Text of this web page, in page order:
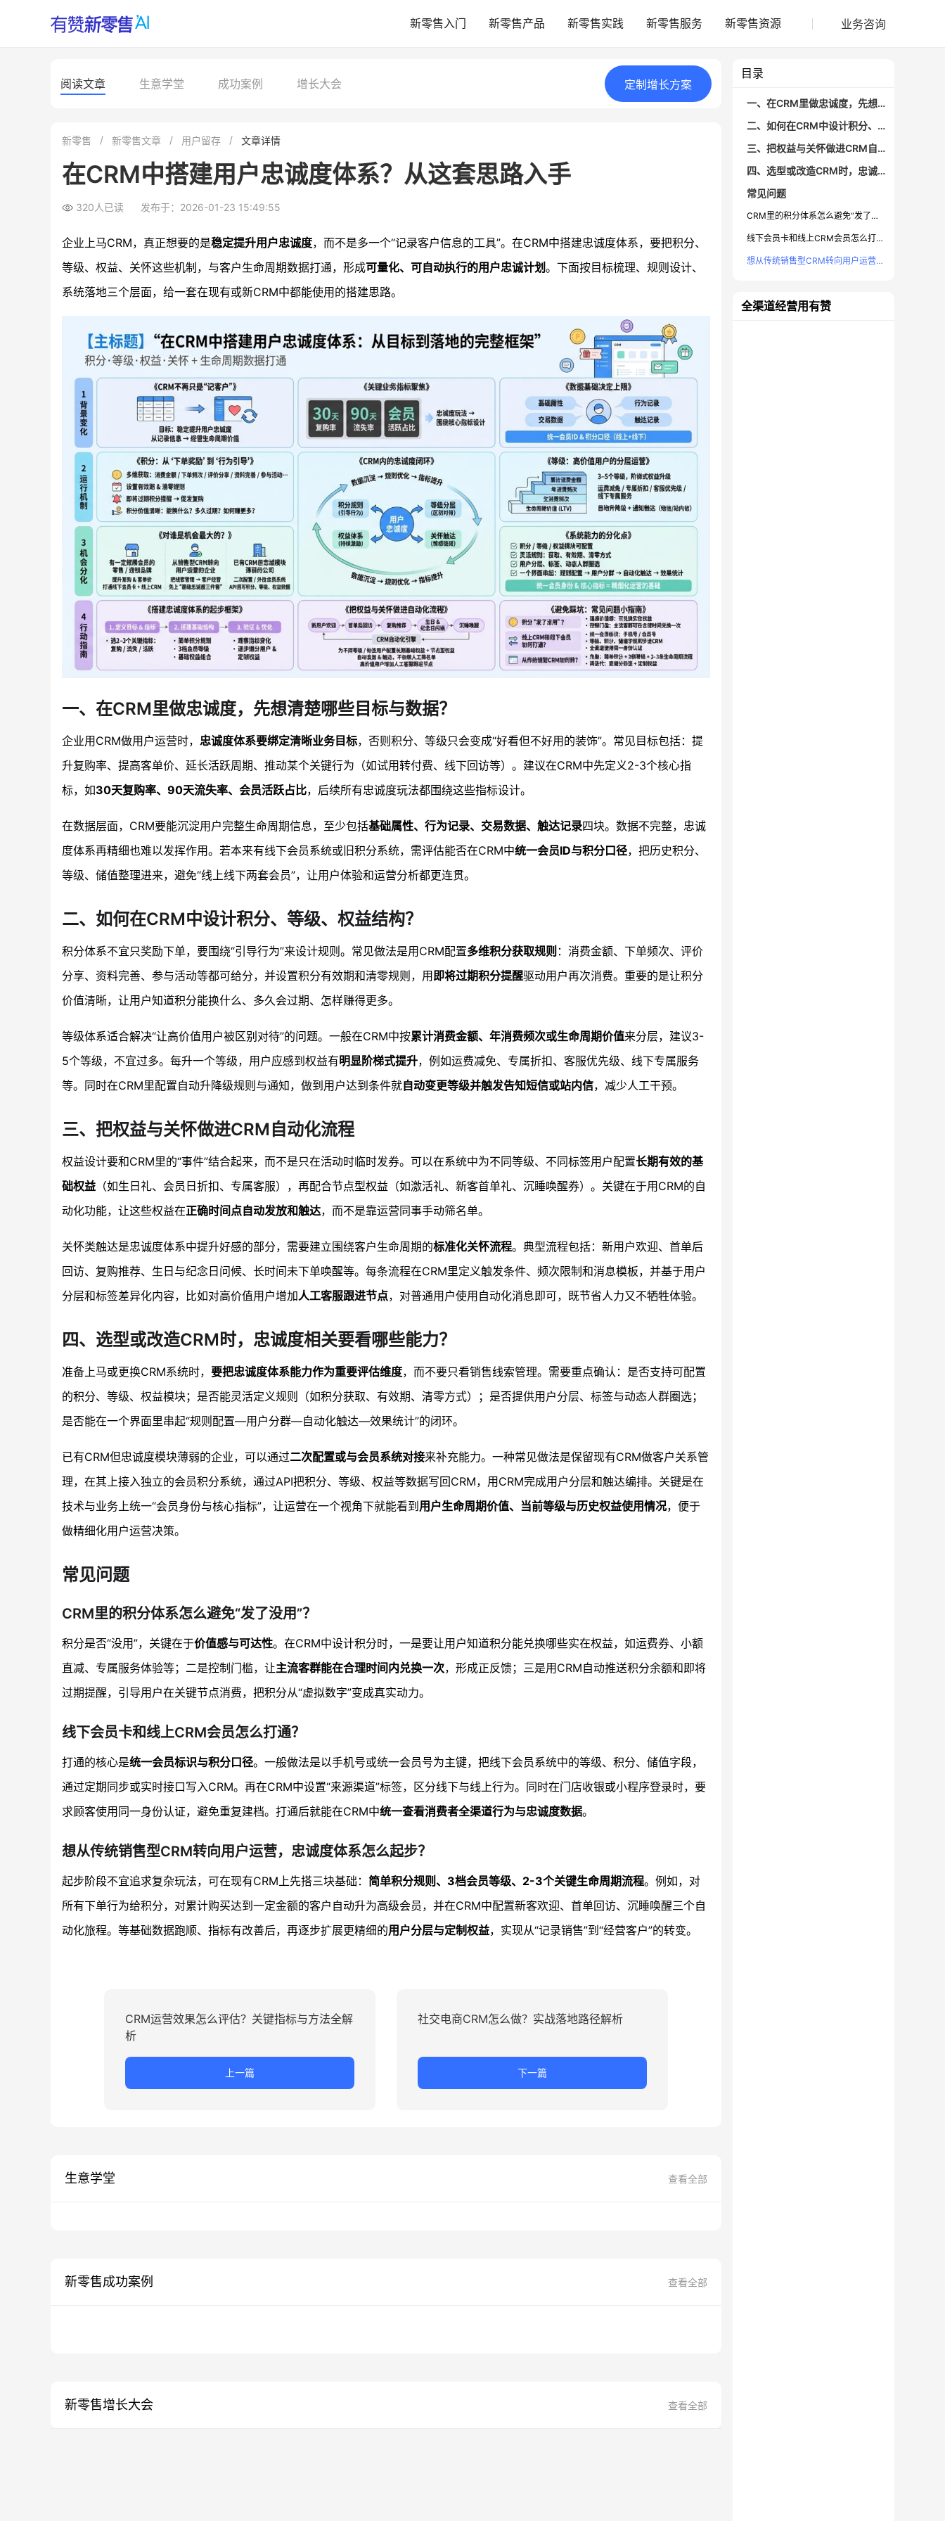
新零售入门 新零售产品 新零售实践 新零售服务 新零售资源 业务咨询
阅读文章 生意学堂 成功案例 增长大会 定制 增长方案
新零售 新零售文章 用户留存 文章详情
在CRM中搭建用户忠诚度体系？从这套思路入手
320人已读 发布于：2026-01-23 15:49:55
企业上马CRM，真正想要的是稳定提升用户忠诚度，而不是多一个“记录客户信息的工具”。在CRM中搭建忠诚度体系，要把积分、
等级、权益、关怀这些机制，与客户生命周期数据打通，形成可量化、可自动执行的用户忠诚计划。下面按目标梳理、规则设计、
系统落地三个层面，给一套在现有或新CRM中都能使用的搭建思路。
一、在CRM里做忠诚度，先想清楚哪些目标与数据？
企业用CRM做用户运营时， 忠诚度体系要绑定清晰业务目标，否则积分、等级只会变成“好看但不好用的装饰”。常见目标包括：提
升复购率、提高客单价、延长活跃周期、推动某个关键行为（如试用转付费、线下回访等）。建议在CRM中先定义2-3个核心指
标，如30天复购率、90天流失率、会员活跃占比，后续所有忠诚度玩法都围绕这些指标设计。
在数据层面，CRM要能沉淀用户完整生命周期信息，至少包括基础属性、行为记录、交易数据、触达记录四块。数据不完整，忠诚
度体系再精细也难以发挥作用。若本来有线下会员系统或旧积分系统，需评估能否在CRM中统一会员ID与积分口径，把历史积分、
等级、储值整理进来，避免“线上线下两套会员”，让用户体验和运营分析都更连贯。
二、如何在CRM中设计积分、等级、权益结构？
积分体系不宜只奖励下单，要围绕“引导行为”来设计规则。常见做法是用CRM配置多维积分获取规则 ：消费金额、下单频次、评价
分享、资料完善、参与活动等都可给分，并设置积分有效期和清零规则，用 即将过期积分提醒驱动用户再次消费。重要的是让积分
价值清晰，让用户知道积分能换什么、多久会过期、怎样赚得更多。
等级体系适合解决“让高价值用户被区别对待”的问题。一般在CRM中按累计消费金额、年消费频次或生命周期价值来分层，建议3-
5个等级，不宜过多。每升一个等级，用户应感到权益有明显阶梯式提升，例如运费减免、专属折扣、客服优先级、线下专属服务
等。同时在CRM里配置自动升降级规则与通知，做到用户达到条件就自动变更等级并触发告知短信或站内信，减少人工干预。
三、把权益与关怀做进CRM自动化流程
权益设计要和CRM里的“事件”结合起来，而不是只在活动时临时发券。可以在系统中为不同等级、不同标签用户配置长期有效的基
础权益 （如生日礼、会员日折扣、专属客服），再配合节点型权益（如激活礼、新客首单礼、沉睡唤醒券）。关键在于用CRM的自
动化功能，让这些权益在正确时间点自动发放和触达，而不是靠运营同事手动筛名单。
关怀类触达是忠诚度体系中提升好感的部分，需要建立围绕客户生命周期的标准化关怀流程。典型流程包括：新用户欢迎、首单后
回访、复购推荐、生日与纪念日问候、长时间未下单唤醒等。每条流程在CRM里定义触发条件、频次限制和消息模板，并基于用户
分层和标签差异化内容，比如对高价值用户增加人工客服跟进节点，对普通用户使用自动化消息即可，既节省人力又不牺牲体验。
四、选型或改造CRM时，忠诚度相关要看哪些能力？
准备上马或更换CRM系统时， 要把忠诚度体系能力作为重要评估维度，而不要只看销售线索管理。需要重点确认：是否支持可配置
的积分、等级、权益模块；是否能灵活定义规则（如积分获取、有效期、清零方式）；是否提供用户分层、标签与动态人群圈选；
是否能在一个界面里串起“规则配置—用户分群—自动化触达—效果统计”的闭环。
已有CRM但忠诚度模块薄弱的企业，可以通过二次配置或与会员系统对接来补充能力。一种常见做法是保留现有CRM做客户关系管
理，在其上接入独立的会员积分系统，通过API把积分、等级、权益等数据写回CRM，用CRM完成用户分层和触达编排。关键是在
技术与业务上统一“会员身份与核心指标”，让运营在一个视角下就能看到用户生命周期价值、当前等级与历史权益使用情况，便于
做精细化用户运营决策。
常见问题
CRM里的积分体系怎么避免“发了没用”？
积分是否“没用”，关键在于价值感与可达性。在CRM中设计积分时，一是要让用户知道积分能兑换哪些实在权益，如运费券、小额
直减、专属服务体验等；二是控制门槛，让主流客群能在合理时间内兑换一次，形成正反馈；三是用CRM自动推送积分余额和即将
过期提醒，引导用户在关键节点消费，把积分从“虚拟数字”变成真实动力。
线下会员卡和线上CRM会员怎么打通？
打通的核心是统一会员标识与积分口径。一般做法是以手机号或统一会员号为主键，把线下会员系统中的等级、积分、储值字段，
通过定期同步或实时接口写入CRM。再在CRM中设置“来源渠道”标签，区分线下与线上行为。同时在门店收银或小程序登录时，要
求顾客使用同一身份认证，避免重复建档。打通后就能在CRM中统一查看消费者全渠道行为与忠诚度数据。
想从传统销售型CRM转向用户运营，忠诚度体系怎么起步？
起步阶段不宜追求复杂玩法，可在现有CRM上先搭三块基础： 简单积分规则、3档会员等级、2-3个关键生命周期流程。例如，对
所有下单行为给积分，对累计购买达到一定金额的客户自动升为高级会员，并在CRM中配置新客欢迎、首单回访、沉睡唤醒三个自
动化旅程。等基础数据跑顺、指标有改善后，再逐步扩展更精细的用户分层与定制权益，实现从“记录销售”到“经营客户”的转变。
CRM运营效果怎么评估？关键指标与方法全解
析
上一篇
社交电商CRM怎么做？实战落地路径解析
下一篇
生意学堂 查看全部
新零售成功案例 查看全部
新零售增长大会 查看全部
目录
一、在CRM里做忠诚度，先想清楚哪些目标与数据？
二、如何在CRM中设计积分、等级、权益结构？
三、把权益与关怀做进CRM自动化流程
四、选型或改造CRM时，忠诚度相关要看哪些能力？
常见问题
CRM里的积分体系怎么避免“发了没用”？
线下会员卡和线上CRM会员怎么打通？
想从传统销售型CRM转向用户运营，忠诚度体系怎么起步？
全渠道经营用有赞